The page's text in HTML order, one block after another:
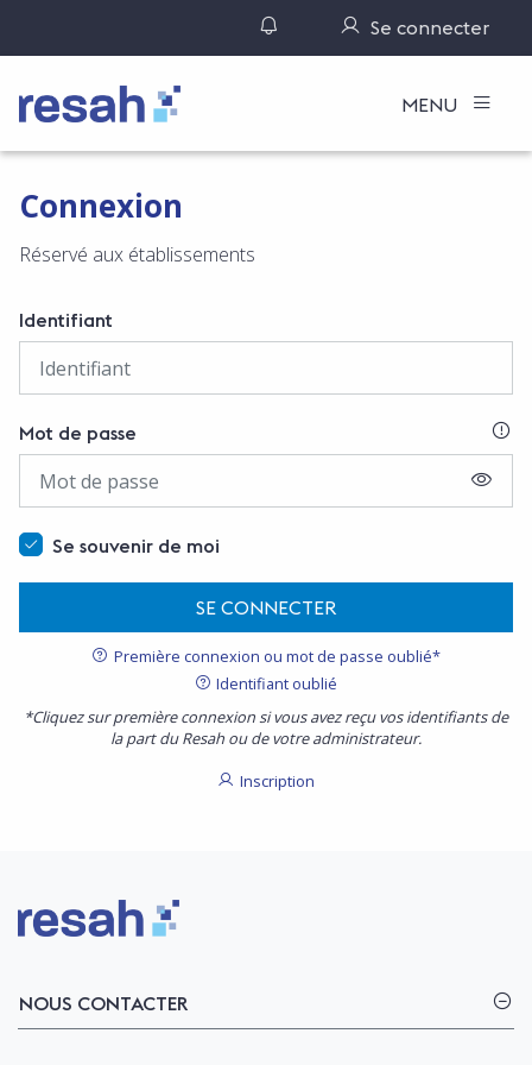
Gérer ses notifications
Se connecter
Logo Resah MENU
Connexion
Réservé aux établissements
Identifiant
Mot de passe
Se souvenir de moi
SE CONNECTER
Première connexion ou mot de passe oublié*
Identifiant oublié
*Cliquez sur première connexion si vous avez reçu vos identifiants de
la part du Resah ou de votre administrateur.
Inscription
Logo Resah
NOUS CONTACTER